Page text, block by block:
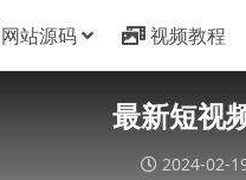
网站源码 视频教程
最新短视
2024-02-